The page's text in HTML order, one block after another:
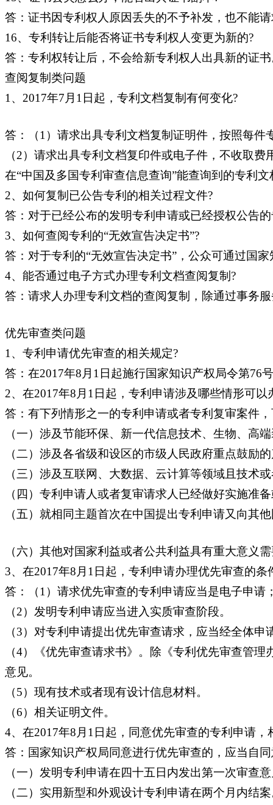
答：证书因专利权人原因丢失的不予补发，也不能
16、专利转让后能否将证书专利权人变更为新的?
答：专利权转让后，不会给新专利权人出具新的证
查阅复制类问题
1、2017年7月1日起，专利文档复制有何变化?
答：（1）请求出具专利文档复制证明件，按照每
（2）请求出具专利文档复印件或电子件，不收取费
在“中国及多国专利审查信息查询”能查询到的专利
2、如何复制已公告专利的相关过程文件?
答：对于已经公布的发明专利申请或已经授权公告
3、如何查阅专利的“无效宣告决定书”?
答：对于专利的“无效宣告决定书”，公众可通过国
4、能否通过电子方式办理专利文档查阅复制?
答：请求人办理专利文档的查阅复制，除通过事务
优先审查类问题
1、专利申请优先审查的相关规定?
答：在2017年8月1日起施行国家知识产权局令第76
2、在2017年8月1日起，专利申请涉及哪些情形可以
答：有下列情形之一的专利申请或者专利复审案件
（一）涉及节能环保、新一代信息技术、生物、高
（二）涉及各省级和设区的市级人民政府重点鼓励
（三）涉及互联网、大数据、云计算等领域且技术
（四）专利申请人或者复审请求人已经做好实施准
（五）就相同主题首次在中国提出专利申请又向其
（六）其他对国家利益或者公共利益具有重大意义
3、在2017年8月1日起，专利申请办理优先审查的条
答：（1）请求优先审查的专利申请应当是电子申请
（2）发明专利申请应当进入实质审查阶段。
（3）对专利申请提出优先审查请求，应当经全体申
（4）《优先审查请求书》。除《专利优先审查管
意见。
（5）现有技术或者现有设计信息材料。
（6）相关证明文件。
4、在2017年8月1日起，同意优先审查的专利申请，
答：国家知识产权局同意进行优先审查的，应当自
（一）发明专利申请在四十五日内发出第一次审查
（二）实用新型和外观设计专利申请在两个月内结